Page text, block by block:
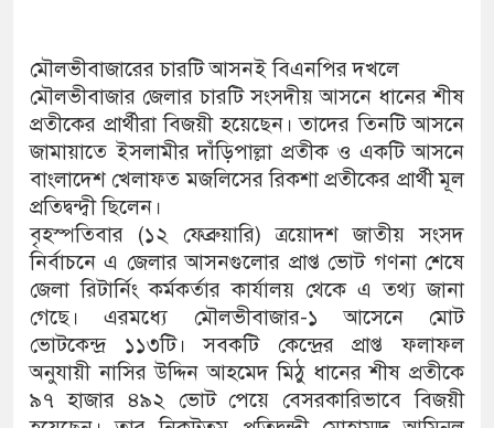
মৌলভীবাজারের চারটি আসনই বিএনপির দখলে
মৌলভীবাজার জেলার চারটি সংসদীয় আসনে ধানের শীষ
প্রতীকের প্রার্থীরা বিজয়ী হয়েছেন। তাদের তিনটি আসনে
জামায়াতে ইসলামীর দাঁড়িপাল্লা প্রতীক ও একটি আসনে
বাংলাদেশ খেলাফত মজলিসের রিকশা প্রতীকের প্রার্থী মূল
প্রতিদ্বন্দ্বী ছিলেন।
বৃহস্পতিবার (১২ ফেব্রুয়ারি) ত্রয়োদশ জাতীয় সংসদ
নির্বাচনে এ জেলার আসনগুলোর প্রাপ্ত ভোট গণনা শেষে
জেলা রিটার্নিং কর্মকর্তার কার্যালয় থেকে এ তথ্য জানা
গেছে। এরমধ্যে মৌলভীবাজার-১ আসেনে মোট
ভোটকেন্দ্র ১১৩টি। সবকটি কেন্দ্রের প্রাপ্ত ফলাফল
অনুযায়ী নাসির উদ্দিন আহমেদ মিঠু ধানের শীষ প্রতীকে
৯৭ হাজার ৪৯২ ভোট পেয়ে বেসরকারিভাবে বিজয়ী